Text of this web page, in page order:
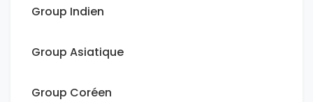
Group Indien
Group Asiatique
Group Coréen